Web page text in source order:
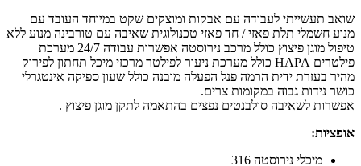
שואב תעשייתי לעבודה עם אבקות ומוצקים שקט במיוחד העובד עם
מנוע חשמלי תלת פאזי / חד פאזי טכנולוגית שאיבה עם טורבינה מנוע ללא
טיפול מוגן פיצוץ כולל מרכב נירוסטה אפשרות עבודה 24/7 מערכת
פילטרים HAPA כולל מערכת ניעור לפילטר מרכזי מיכל תחתון לפירוק
מהיר בעזרת ידית הרמה פנל הפעלה מובנה כולל שעון ספיקה אינטגרלי
כושר נידות גבוה במקומות צרים.
אפשרות לשאיבה סולבנטים נפצים בהתאמה לתקן מוגן פיצוץ .
אופציות:
מיכלי נירוסטה 316